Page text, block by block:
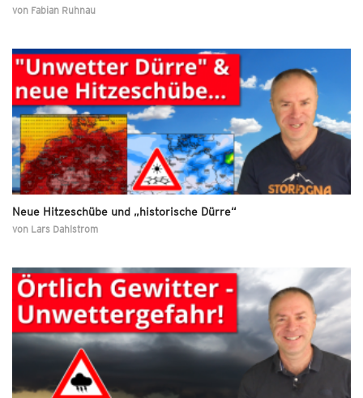
von Fabian Ruhnau
Neue Hitzeschübe und „historische Dürre“
von Lars Dahlstrom